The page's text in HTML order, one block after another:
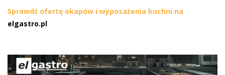
Sprawdź ofertę okapów i wyposażenia kuchni na
elgastro.pl